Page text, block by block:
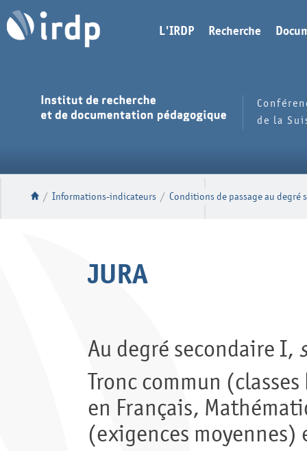
L'IRDP Recherche
de la
/ Informations-indicateurs / Conditions de passage au degré
JURA
Au degré secondaire I,
Tronc commun
en Français,
(exigences moyennes)